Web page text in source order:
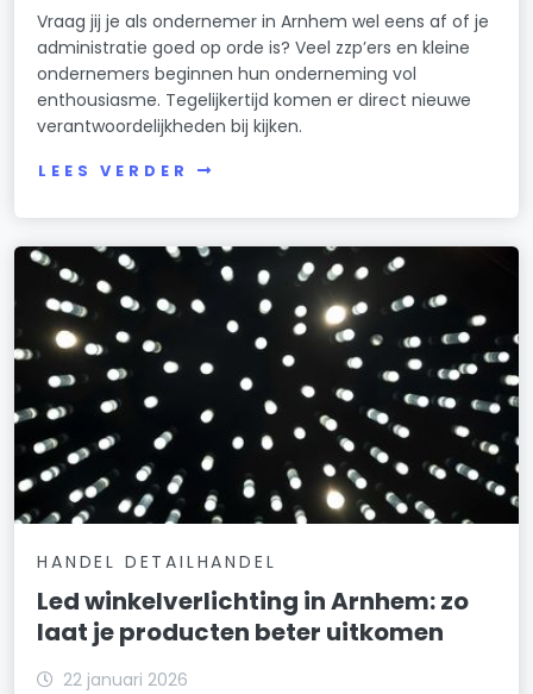
Vraag jij je als ondernemer in Arnhem wel eens af of je
administratie goed op orde is? Veel zzp’ers en kleine
ondernemers beginnen hun onderneming vol
enthousiasme. Tegelijkertijd komen er direct nieuwe
verantwoordelijkheden bij kijken.
LEES VERDER
HANDEL DETAILHANDEL
Led winkelverlichting in Arnhem: zo
laat je producten beter uitkomen
22 januari 2026